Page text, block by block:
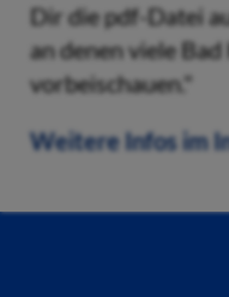
Dir die pdf-Datei
an denen viele
vorbeischauen."
Weitere Infos im